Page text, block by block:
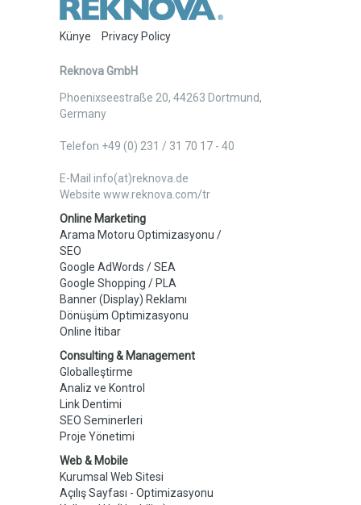
Künye Privacy Policy
Reknova GmbH
Phoenixseestraße 20, 44263 Dortmund,
Germany
Telefon +49 (0) 231 / 31 70 17 - 40
E-Mail info(at)reknova.de
Website www.reknova.com/tr
Online Marketing
Arama Motoru Optimizasyonu /
SEO
Google AdWords / SEA
Google Shopping / PLA
Banner (Display) Reklamı
Dönüşüm Optimizasyonu
Online İtibar
Consulting & Management
Globalleştirme
Analiz ve Kontrol
Link Dentimi
SEO Seminerleri
Proje Yönetimi
Web & Mobile
Kurumsal Web Sitesi
Açılış Sayfası - Optimizasyonu